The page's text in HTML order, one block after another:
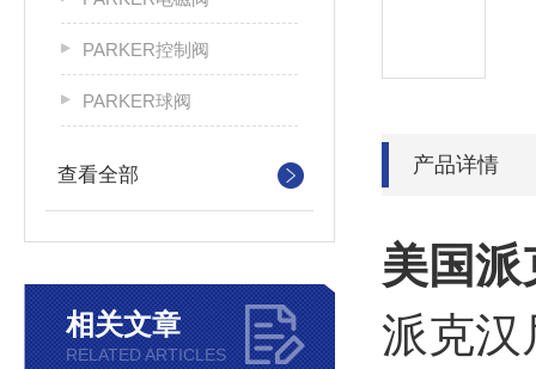
PARKER控制阀
PARKER球阀
查看全部
相关文章
RELATED ARTICLES
产品详情
美国
派克汉